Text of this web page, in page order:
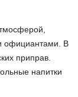
официантами. В
приправ.
напитки